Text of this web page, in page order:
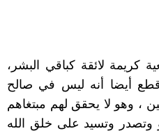
كريمة لائقة كباقي البشر،
أيضا أنه ليس في صالح
، وهو لا يحقق لهم مبتغاهم
وتصدر وتسيد على خلق الله